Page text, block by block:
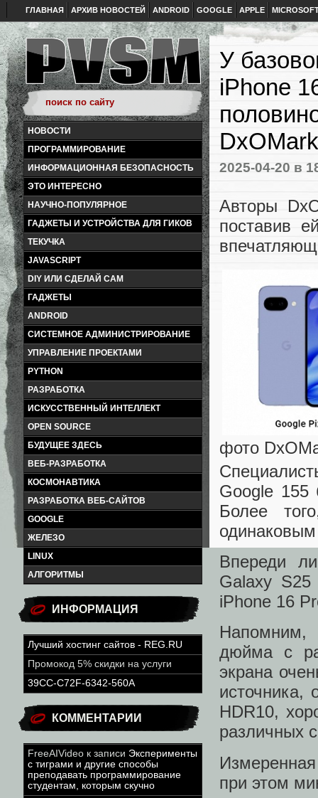
ГЛАВНАЯ АРХИВ НОВОСТЕЙ ANDROID GOOGLE APPLE
НОВОСТИ
ПРОГРАММИРОВАНИЕ
ИНФОРМАЦИОННАЯ БЕЗОПАСНОСТЬ
ЭТО ИНТЕРЕСНО
НАУЧНО-ПОПУЛЯРНОЕ
ГАДЖЕТЫ И УСТРОЙСТВА ДЛЯ ГИКОВ
ТЕКУЧКА
JAVASCRIPT
DIY ИЛИ СДЕЛАЙ САМ
ГАДЖЕТЫ
ANDROID
СИСТЕМНОЕ АДМИНИСТРИРОВАНИЕ
УПРАВЛЕНИЕ ПРОЕКТАМИ
PYTHON
РАЗРАБОТКА
ИСКУССТВЕННЫЙ ИНТЕЛЛЕКТ
OPEN SOURCE
БУДУЩЕЕ ЗДЕСЬ
ВЕБ-РАЗРАБОТКА
КОСМОНАВТИКА
РАЗРАБОТКА ВЕБ-САЙТОВ
GOOGLE
ЖЕЛЕЗО
LINUX
АЛГОРИТМЫ
ИНФОРМАЦИЯ
Лучший хостинг сайтов - REG.RU
Промокод 5% скидки на услуги
39CC-C72F-6342-560A
КОММЕНТАРИИ
FreeAIVideo к записи Эксперименты
с тиграми и другие способы
преподавать программирование
студентам, которым скучно
У
iPhone
DxOMark
2025-04-20 в
Авторы
поставив
фото
Google 155
Более
Впереди
Galaxy
iPhone 16
Напомним,
дюйма с
экрана
источника,
HDR10,
различных
при этом